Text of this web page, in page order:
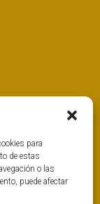
para
de estas
o las
puede afectar